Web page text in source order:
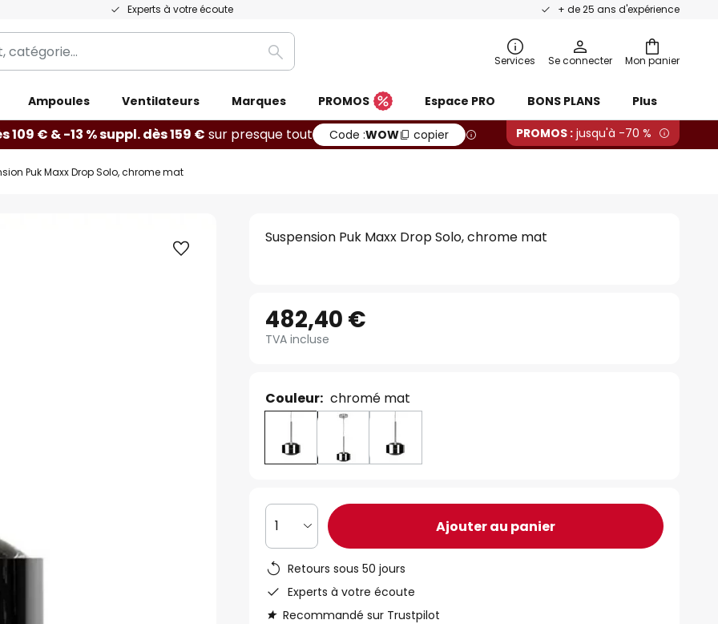
Experts à votre écoute + de 25 ans d'expérience
Mon panier
Rechercher Services Se connecter
Ampoules Ventilateurs Marques PROMOS Espace PRO BONS PLANS Plus
109 € & -13 % suppl. dès 159 € sur presque tout Code :WOW copier PROMOS : jusqu'à -70 %
Puk Maxx Drop Solo, chrome mat
Suspension Puk Maxx Drop Solo, chrome mat
482,40 €
TVA incluse
Couleur: chromé mat
1 Ajouter au panier
Retours sous 50 jours
Experts à votre écoute
Recommandé sur Trustpilot